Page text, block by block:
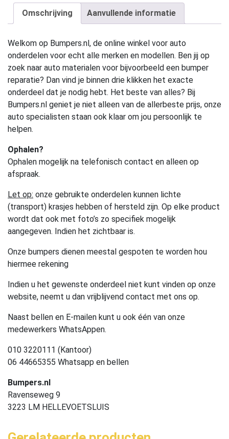
Omschrijving Aanvullende informatie
Welkom op Bumpers.nl, de online winkel voor auto
onderdelen voor echt alle merken en modellen. Ben jij op
zoek naar auto materialen voor bijvoorbeeld een bumper
reparatie? Dan vind je binnen drie klikken het exacte
onderdeel dat je nodig hebt. Het beste van alles? Bij
Bumpers.nl geniet je niet alleen van de allerbeste prijs, onze
auto specialisten staan ook klaar om jou persoonlijk te
helpen.
Ophalen?
Ophalen mogelijk na telefonisch contact en alleen op
afspraak.
Let op: onze gebruikte onderdelen kunnen lichte
(transport) krasjes hebben of hersteld zijn. Op elke product
wordt dat ook met foto’s zo specifiek mogelijk
aangegeven. Indien het zichtbaar is.
Onze bumpers dienen meestal gespoten te worden hou
hiermee rekening
Indien u het gewenste onderdeel niet kunt vinden op onze
website, neemt u dan vrijblijvend contact met ons op.
Naast bellen en E-mailen kunt u ook één van onze
medewerkers WhatsAppen.
010 3220111 (Kantoor)
06 44665355 Whatsapp en bellen
Bumpers.nl
Ravenseweg 9
3223 LM HELLEVOETSLUIS